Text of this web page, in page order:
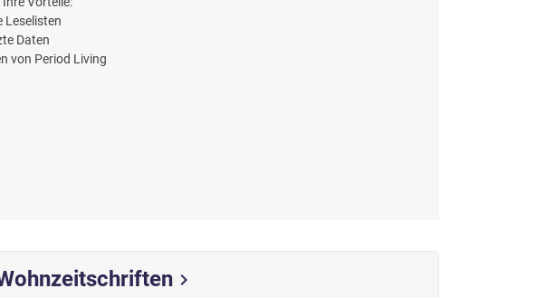
Leselisten
Daten
von Period Living
chevron_right